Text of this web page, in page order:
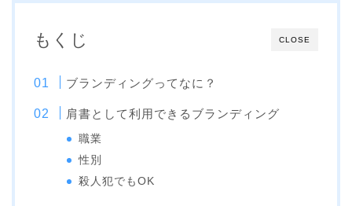
CLOSE
もくじ
ブランディングってなに？
肩書として利用できるブランディング
職業
性別
殺人犯でもOK